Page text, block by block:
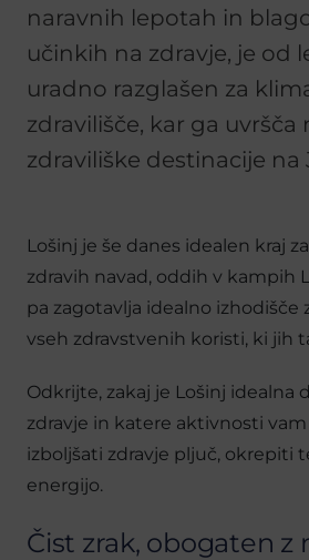
naravnih lepotah in
učinkih na zdravje, je od
uradno razglašen za
zdravilišče, kar ga uvršča
zdraviliške destinacije na
Lošinj je še danes idealen kraj
zdravih navad, oddih v kampih
pa zagotavlja idealno izhodišče
vseh zdravstvenih koristi, ki jih
Odkrijte, zakaj je Lošinj idealna
zdravje in katere aktivnosti
izboljšati zdravje pljuč, okrepiti
energijo.
Čist zrak, obogaten z